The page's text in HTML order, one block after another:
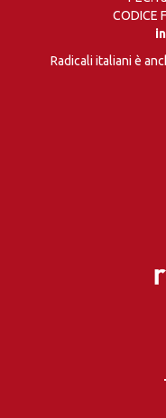
CODICE
Radicali italiani è